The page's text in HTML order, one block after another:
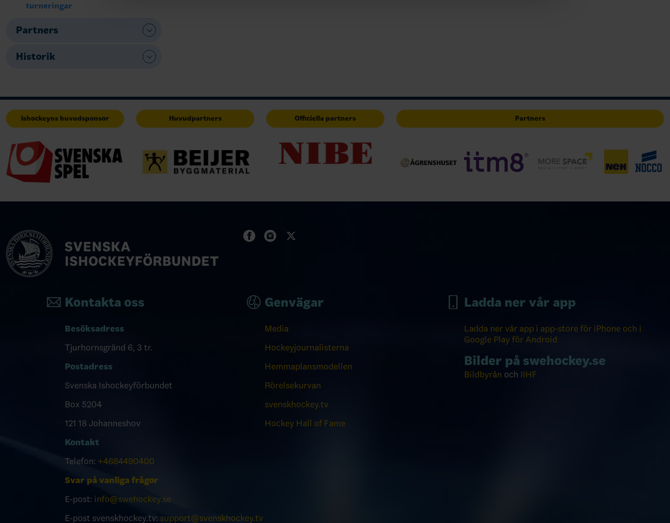
turneringar
Partners
Historik
Ishockeyns huvudsponsor Huvudpartners Officiella partners Partners
Kontakta oss
Besöksadress
Tjurhornsgränd 6, 3 tr.
Postadress
Svenska Ishockeyförbundet
Box 5204
121 18 Johanneshov
Kontakt
Telefon: +4684490400
Svar på vanliga frågor
E-post: info@swehockey.se
E-post svenskhockey.tv: support@svenskhockey.tv
Genvägar
Media
Hockeyjournalisterna
Hemmaplansmodellen
Rörelsekurvan
svenskhockey.tv
Hockey Hall of Fame
Ladda ner vår app
Ladda ner vår app i app-store för iPhone och i
Google Play för Android
Bilder på swehockey.se
Bildbyrån och IIHF